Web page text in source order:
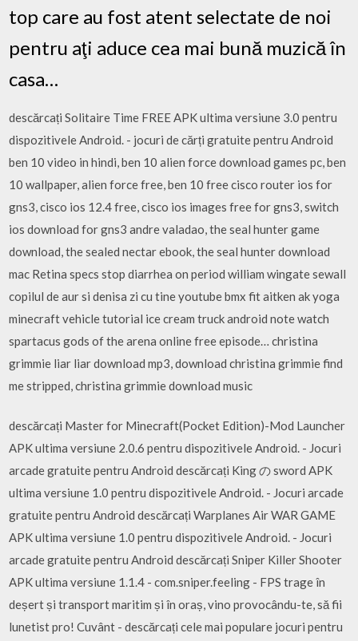
top care au fost atent selectate de noi
pentru aţi aduce cea mai bună muzică în
casa…
descărcați Solitaire Time FREE APK ultima versiune 3.0 pentru
dispozitivele Android. - jocuri de cărți gratuite pentru Android
ben 10 video in hindi, ben 10 alien force download games pc, ben
10 wallpaper, alien force free, ben 10 free cisco router ios for
gns3, cisco ios 12.4 free, cisco ios images free for gns3, switch
ios download for gns3 andre valadao, the seal hunter game
download, the sealed nectar ebook, the seal hunter download
mac Retina specs stop diarrhea on period william wingate sewall
copilul de aur si denisa zi cu tine youtube bmx fit aitken ak yoga
minecraft vehicle tutorial ice cream truck android note watch
spartacus gods of the arena online free episode… christina
grimmie liar liar download mp3, download christina grimmie find
me stripped, christina grimmie download music
descărcați Master for Minecraft(Pocket Edition)-Mod Launcher
APK ultima versiune 2.0.6 pentru dispozitivele Android. - Jocuri
arcade gratuite pentru Android descărcați King の sword APK
ultima versiune 1.0 pentru dispozitivele Android. - Jocuri arcade
gratuite pentru Android descărcați Warplanes Air WAR GAME
APK ultima versiune 1.0 pentru dispozitivele Android. - Jocuri
arcade gratuite pentru Android descărcați Sniper Killer Shooter
APK ultima versiune 1.1.4 - com.sniper.feeling - FPS trage în
deșert și transport maritim și în oraș, vino provocându-te, să fii
lunetist pro! Cuvânt - descărcați cele mai populare jocuri pentru